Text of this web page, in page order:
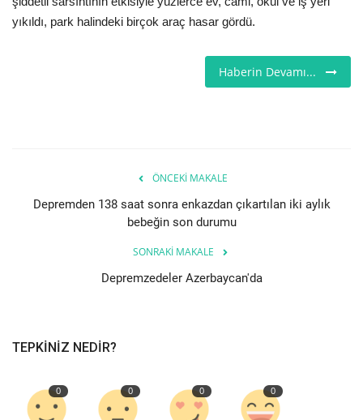
İş & Ekonomi
Restoranlar
yıkıldı, park halindeki birçok araç hasar gördü.
Haberin Devamı...
ÖNCEKI MAKALE
Depremden 138 saat sonra enkazdan çıkartılan iki aylık
bebeğin son durumu
SONRAKI MAKALE
Depremzedeler Azerbaycan'da
TEPKINIZ NEDIR?
0 0 0 0